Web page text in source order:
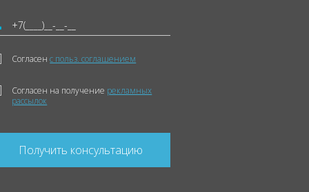
Согласенс польз. соглашением
Согласен на получение рекламных
рассылок
Получить консультацию